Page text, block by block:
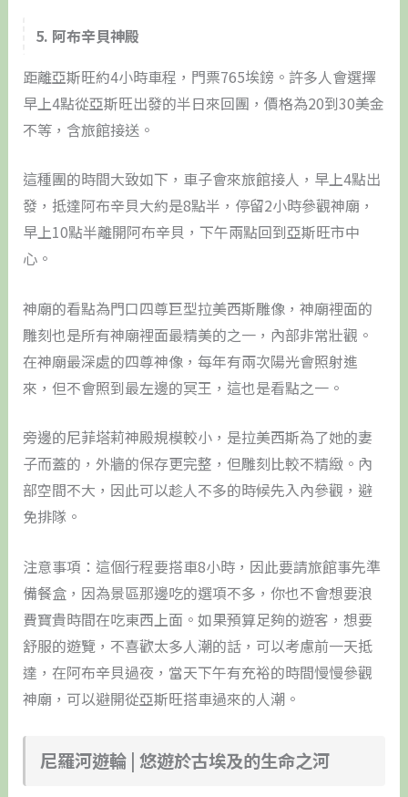
5. 阿布辛貝神殿
距離亞斯旺約4小時車程，門票765埃鎊。許多人會選擇
早上4點從亞斯旺出發的半日來回團，價格為20到30美金
不等，含旅館接送。
這種團的時間大致如下，車子會來旅館接人，早上4點出
發，抵達阿布辛貝大約是8點半，停留2小時參觀神廟，
早上10點半離開阿布辛貝，下午兩點回到亞斯旺市中
心。
神廟的看點為門口四尊巨型拉美西斯雕像，神廟裡面的
雕刻也是所有神廟裡面最精美的之一，內部非常壯觀。
在神廟最深處的四尊神像，每年有兩次陽光會照射進
來，但不會照到最左邊的冥王，這也是看點之一。
旁邊的尼菲塔莉神殿規模較小，是拉美西斯為了她的妻
子而蓋的，外牆的保存更完整，但雕刻比較不精緻。內
部空間不大，因此可以趁人不多的時候先入內參觀，避
免排隊。
注意事項：這個行程要搭車8小時，因此要請旅館事先準
備餐盒，因為景區那邊吃的選項不多，你也不會想要浪
費寶貴時間在吃東西上面。如果預算足夠的遊客，想要
舒服的遊覽，不喜歡太多人潮的話，可以考慮前一天抵
達，在阿布辛貝過夜，當天下午有充裕的時間慢慢參觀
神廟，可以避開從亞斯旺搭車過來的人潮。
尼羅河遊輪 | 悠遊於古埃及的生命之河